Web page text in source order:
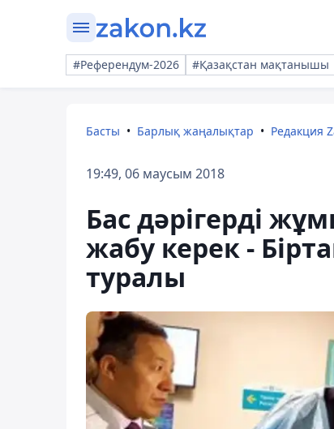
#Референдум-2026 #Қазақстан мақтанышы
Басты Барлық жаңалықтар Редакция
19:49, 06 маусым 2018
Бас дәрігерді
жабу керек -
туралы